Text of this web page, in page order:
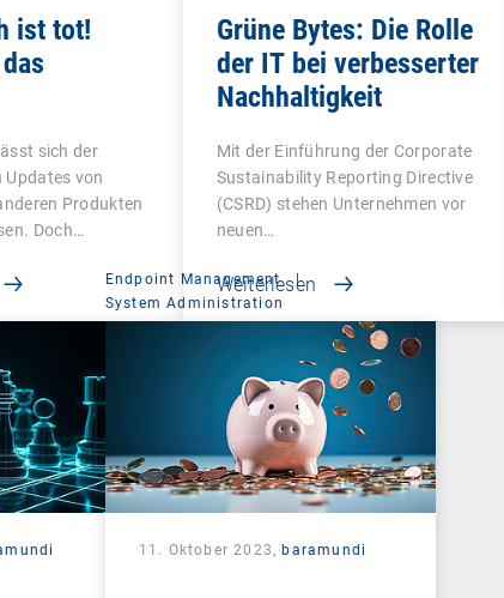
ist tot!
sich der
Updates von
Produkten
Doch…
Grüne Bytes: Die Rolle
der IT bei verbesserter
Nachhaltigkeit
Mit der Einführung der Corporate
Sustainability Reporting Directive
(CSRD) stehen Unternehmen vor
neuen…
Weiterlesen
Endpoint Management
|
System Administration
11. Oktober 2023,baramundi